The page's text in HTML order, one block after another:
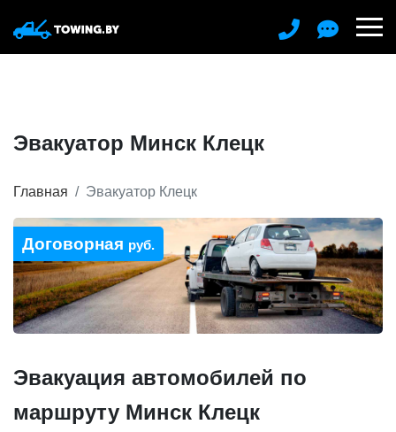
Эвакуатор Минск Клецк
Главная Эвакуатор Клецк
Договорная руб.
Эвакуация автомобилей по
маршруту Минск Клецк